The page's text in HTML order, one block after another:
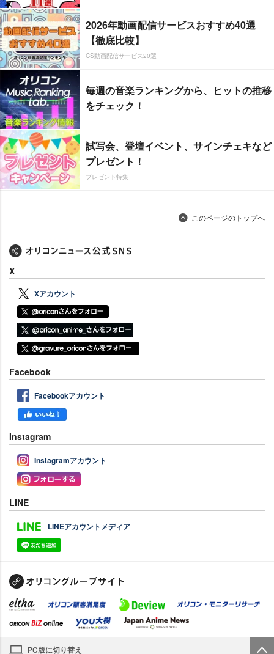
2026年動画配信サービスおすすめ40選
【徹底比較】
CS動画配信サービス20選
毎週の音楽ランキングから、ヒットの推移
をチェック！
試写会、登壇イベント、サインチェキなど
プレゼント！
プレゼント特集
このページのトップへ
X
Xアカウント
Facebook
Facebookアカウント
Instagram
Instagramアカウント
LINE
LINEアカウントメディア
PC版に切り替え